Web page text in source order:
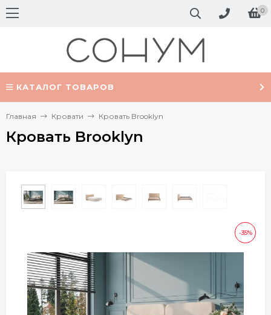
0
КАТАЛОГ ТОВАРОВ
Главная Кровати Кровать Brooklyn
Кровать Brooklyn
-35%